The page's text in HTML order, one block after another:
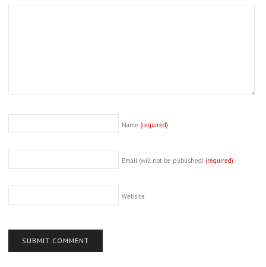
Name (required)
Email (will not be published) (required)
Website